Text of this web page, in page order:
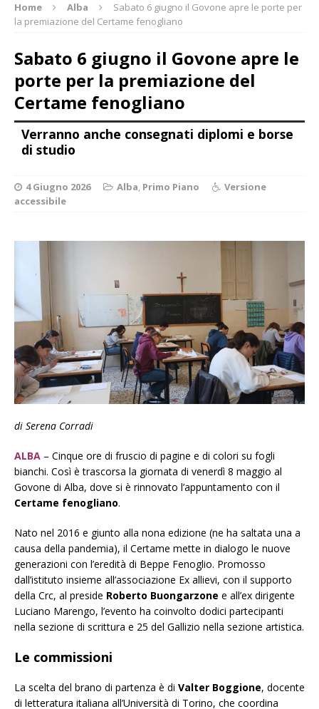
Home Alba
Sabato 6 giugno il Govone apre le porte per
la premiazione del Certame fenogliano
Sabato 6 giugno il Govone apre le
porte per la premiazione del
Certame fenogliano
Verranno anche consegnati diplomi e borse
di studio
4 Giugno 2026 Alba, Primo Piano
Versione
accessibile
di Serena Corradi
ALBA – Cinque ore di fruscio di pagine e di colori su fogli
bianchi. Così è trascorsa la giornata di venerdì 8 maggio al
Govone di Alba, dove si è rinnovato l’appuntamento con il
Certame fenogliano.
Nato nel 2016 e giunto alla nona edizione (ne ha saltata una a
causa della pandemia), il Certame mette in dialogo le nuove
generazioni con l’eredità di Beppe Fenoglio. Promosso
dall’istituto insieme all’associazione Ex allievi, con il supporto
della Crc, al preside Roberto Buongarzone e all’ex dirigente
Luciano Marengo, l’evento ha coinvolto dodici partecipanti
nella sezione di scrittura e 25 del Gallizio nella sezione artistica.
Le commissioni
La scelta del brano di partenza è di Valter Boggione, docente
di letteratura italiana all’Università di Torino, che coordina